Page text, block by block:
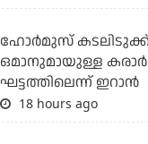
ഹോര്‍മുസ്
ഒമാനുമായുള്ള
ഘട്ടത്തിലെന്ന് ഇറാന്‍
18 hours ago